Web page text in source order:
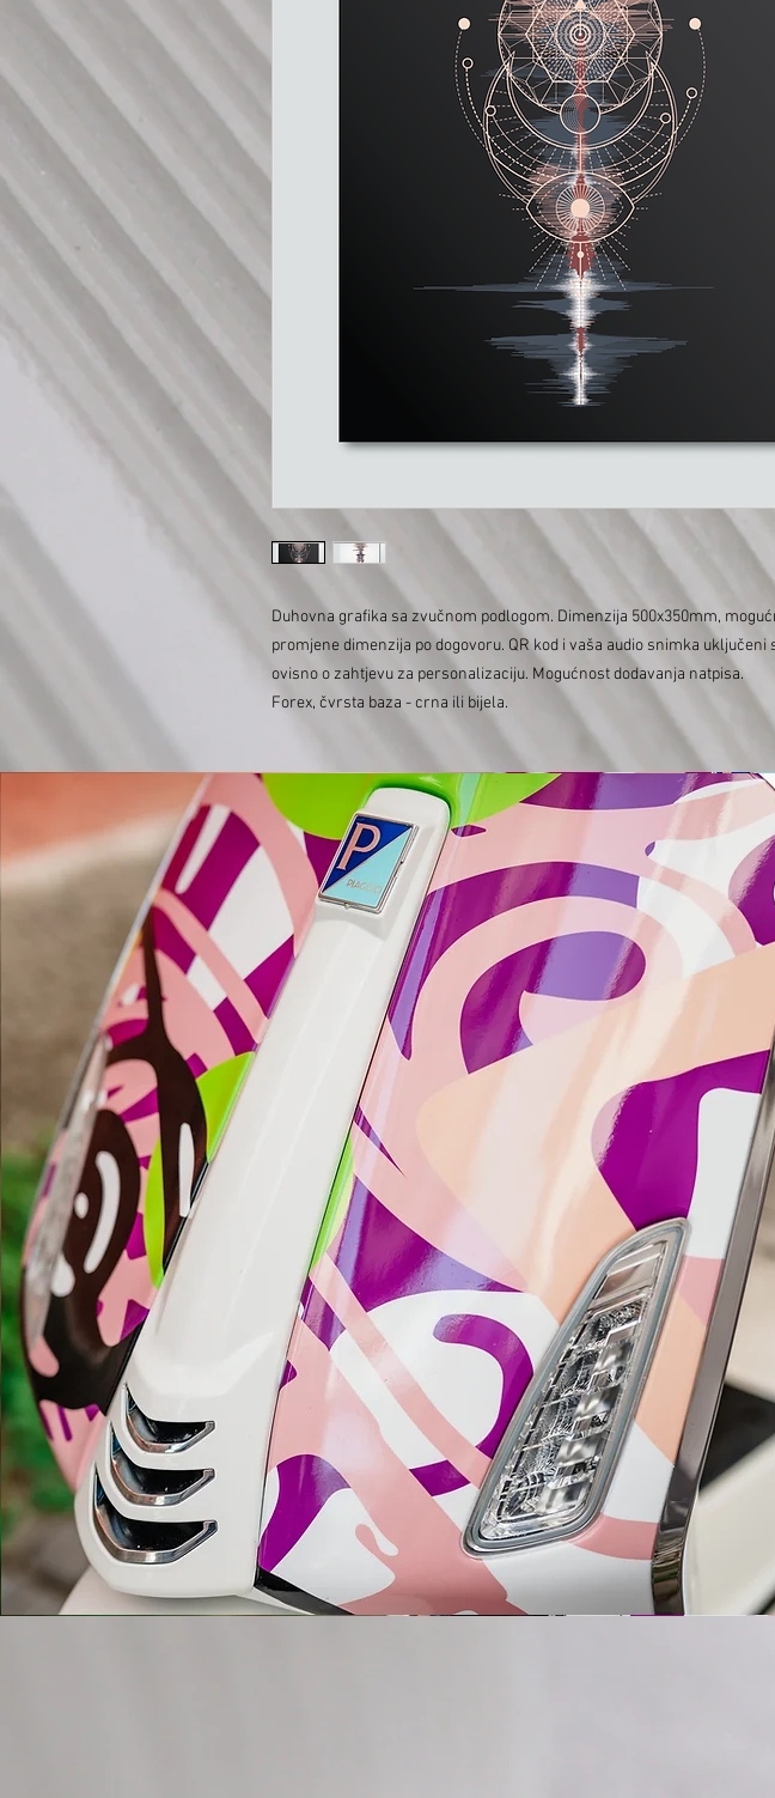
Duhovna grafika sa zvučnom podlogom. Dimenzija 500x350mm,
promjene dimenzija po dogovoru. QR kod i vaša audio snimka uključeni
ovisno o zahtjevu za personalizaciju. Mogućnost dodavanja natpisa.
Forex, čvrsta baza - crna ili bijela.
Varishana Voice © Infinity
TRIKIL ©
Šalovi ©
Voditelj © 2019